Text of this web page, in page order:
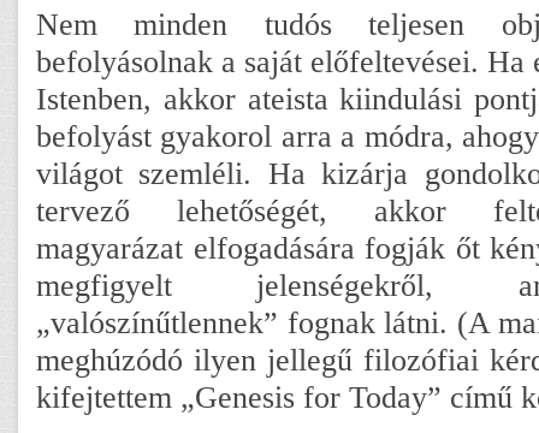
Nem minden tudós teljesen
befolyásolnak a saját előfeltevései. Ha
Istenben, akkor ateista kiindulási
befolyást gyakorol arra a módra,
világot szemléli. Ha kizárja
tervező lehetőségét, akkor
magyarázat elfogadására fogják őt
megfigyelt jelenségekről,
„valószínűtlennek” fognak látni. (A
meghúzódó ilyen jellegű filozófiai
kifejtettem „Genesis for Today” című